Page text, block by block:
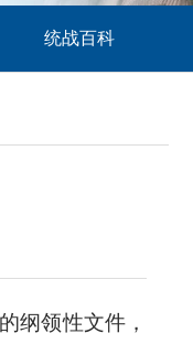
统战百科
纲领性文件，